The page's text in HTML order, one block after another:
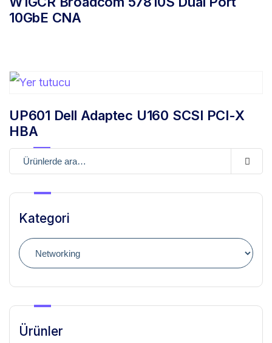
10GbE CNA
UP601 Dell Adaptec U160 SCSI PCI-X
HBA
Kategori
Ürünler